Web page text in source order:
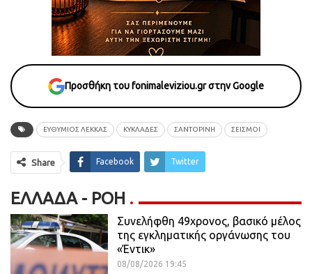
Προσθήκη του fonimaleviziou.gr στην Google
ΕΥΘΥΜΙΟΣ ΛΕΚΚΑΣ ΚΥΚΛΑΔΕΣ ΣΑΝΤΟΡΙΝΗ ΣΕΙΣΜΟΙ
Share Facebook Twitter
ΕΛΛΆΔΑ - ΡΟΗ
Συνελήφθη 49χρονος, βασικό μέλος
της εγκληματικής οργάνωσης του
«Έντικ»
08/08/2026 19:45